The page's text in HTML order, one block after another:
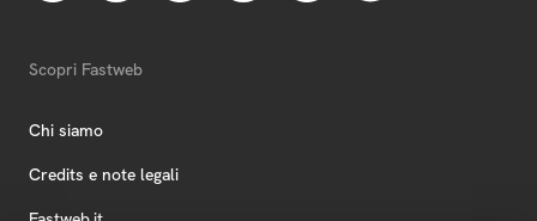
Scopri Fastweb
Chi siamo
Credits e note legali